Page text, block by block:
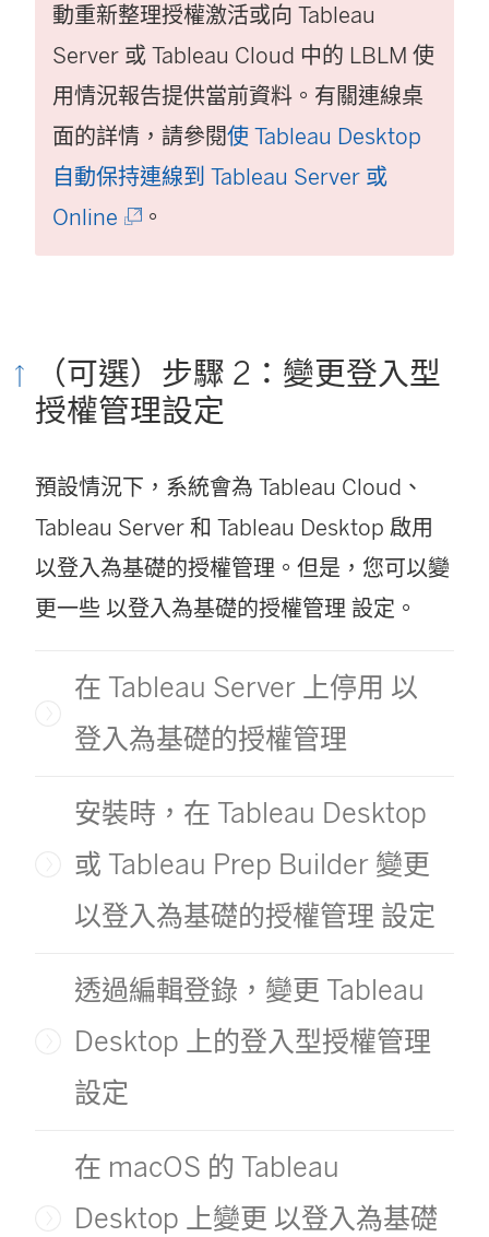
啟
)
新
視
窗
開
啟
動重新整理授權激活或向 Tableau
Server 或 Tableau Cloud 中的 LBLM 使
用情況報告提供當前資料。有關連線桌
面的詳情，請參閱使 Tableau Desktop
自動保持連線到 Tableau Server 或
Online (
連
新
視
開
啟
)
。
（可選）步驟 2：變更登入型
授權管理設定
預設情況下，系統會為 Tableau Cloud 、
Tableau Server 和 Tableau Desktop 啟用
以登入為基礎的授權管理 。但是，您可以變
更一些 以登入為基礎的授權管理 設定。
在 Tableau Server 上停用 以
登入為基礎的授權管理
安裝時，在 Tableau Desktop
或 Tableau Prep Builder 變更
以登入為基礎的授權管理 設定
透過編輯登錄，變更 Tableau
Desktop 上的登入型授權管理
設定
在 macOS 的 Tableau
Desktop 上變更 以登入為基礎